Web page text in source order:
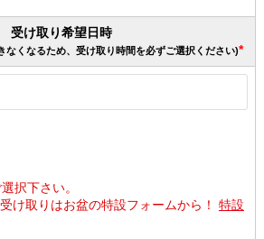
受け取り希望日時
くなるため、受け取り時間を必ずご選択ください)
択下さい。
け取りはお盆の特設フォームから！ 特設